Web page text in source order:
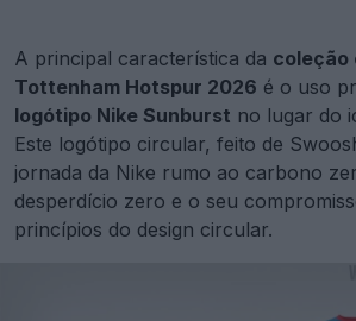
A principal característica da coleção
Tottenham Hotspur 2026 é o uso
logótipo Nike Sunburst no lugar do
Este logótipo circular, feito de
jornada da Nike rumo ao carbono
desperdício zero e o seu
princípios do design circular.